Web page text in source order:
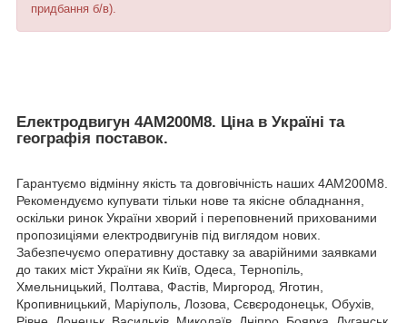
придбання б/в).
Електродвигун 4АМ200М8. Ціна в Україні та
географія поставок.
Гарантуємо відмінну якість та довговічність наших 4АМ200М8.
Рекомендуємо купувати тільки нове та якісне обладнання,
оскільки ринок України хворий і переповнений прихованими
пропозиціями електродвигунів під виглядом нових.
Забезпечуємо оперативну доставку за аварійними заявками
до таких міст України як Київ, Одеса, Тернопіль,
Хмельницький, Полтава, Фастів, Миргород, Яготин,
Кропивницький, Маріуполь, Лозова, Сєвєродонецьк, Обухів,